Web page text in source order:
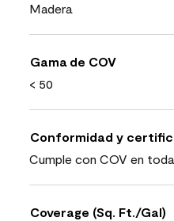
Madera
Gama de COV
< 50
Conformidad y
Cumple con COV en
Coverage (Sq. Ft./Gal)